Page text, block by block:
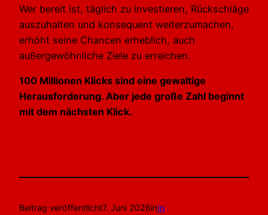
Wer bereit ist, täglich zu investieren, Rückschläge
auszuhalten und konsequent weiterzumachen,
erhöht seine Chancen erheblich, auch
außergewöhnliche Ziele zu erreichen.
100 Millionen Klicks sind eine gewaltige
Herausforderung. Aber jede große Zahl beginnt
mit dem nächsten Klick.
Beitrag veröffentlicht7. Juni 2026inIn